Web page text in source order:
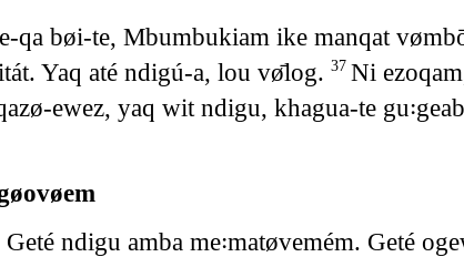
qa bøi-te, Mbumbukiam ike manqat
Yaq até ndigú-a, lou vø̄log. 37 Ni
ewez, yaq wit ndigu, khagua-te
ndigu amba me꞉matøvemém. Geté